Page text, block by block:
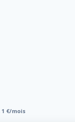
1 €/mois